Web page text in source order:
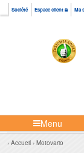
Société Espace client Ma
Menu
Accueil Motovario